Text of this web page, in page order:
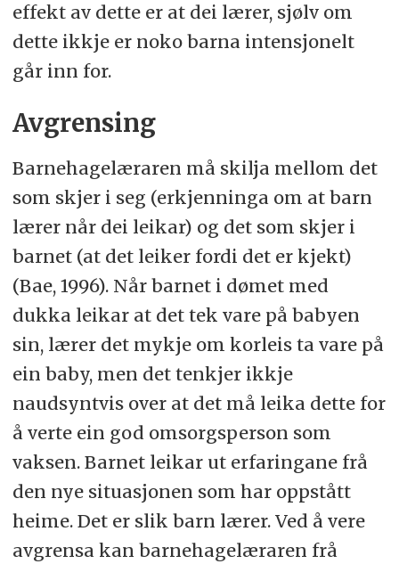
effekt av dette er at dei lærer, sjølv om
dette ikkje er noko barna intensjonelt
går inn for.
Avgrensing
Barnehagelæraren må skilja mellom det
som skjer i seg (erkjenninga om at barn
lærer når dei leikar) og det som skjer i
barnet (at det leiker fordi det er kjekt)
(Bae, 1996). Når barnet i dømet med
dukka leikar at det tek vare på babyen
sin, lærer det mykje om korleis ta vare på
ein baby, men det tenkjer ikkje
naudsyntvis over at det må leika dette for
å verte ein god omsorgsperson som
vaksen. Barnet leikar ut erfaringane frå
den nye situasjonen som har oppstått
heime. Det er slik barn lærer. Ved å vere
avgrensa kan barnehagelæraren frå